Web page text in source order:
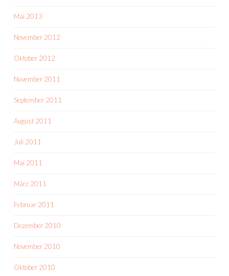
Mai 2013
November 2012
Oktober 2012
November 2011
September 2011
August 2011
Juli 2011
Mai 2011
März 2011
Februar 2011
Dezember 2010
November 2010
Oktober 2010